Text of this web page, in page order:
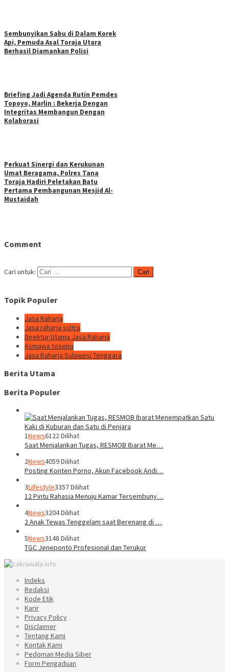
Sembunyikan Sabu di Dalam Korek
Api, Pemuda Asal Toraja Utara
Berhasil Diamankan Polisi
Briefing Jadi Agenda Rutin Pemdes
Topoyo, Marlin : Bekerja Dengan
Integritas Membangun Dengan
Kolaborasi
Perkuat Sinergi dan Kerukunan
Umat Beragama, Polres Tana
Toraja Hadiri Peletakan Batu
Pertama Pembangunan Mesjid Al-
Mustaidah
Comment
Cari untuk:
Topik Populer
Jasa Raharja
Jasa raharja sultra
Direktur Utama Jasa Raharja
Asmawa tosepu
Jasa Raharja Sulawesi Tenggara
Berita Utama
Berita Populer
1News6122 Dilihat
Saat Menjalankan Tugas, RESMOB Ibarat Me…
2News4059 Dilihat
Posting Konten Porno, Akun Facebook Andi…
3Lifestyle3357 Dilihat
12 Pintu Rahasia Menuju Kamar Tersembuny…
4News3204 Dilihat
2 Anak Tewas Tenggelam saat Berenang di …
5News3148 Dilihat
TGC Jeneponto Profesional dan Terukur
Indeks
Redaksi
Kode Etik
Karir
Privacy Policy
Disclaimer
Tentang Kami
Kontak Kami
Pedoman Media Siber
Form Pengaduan